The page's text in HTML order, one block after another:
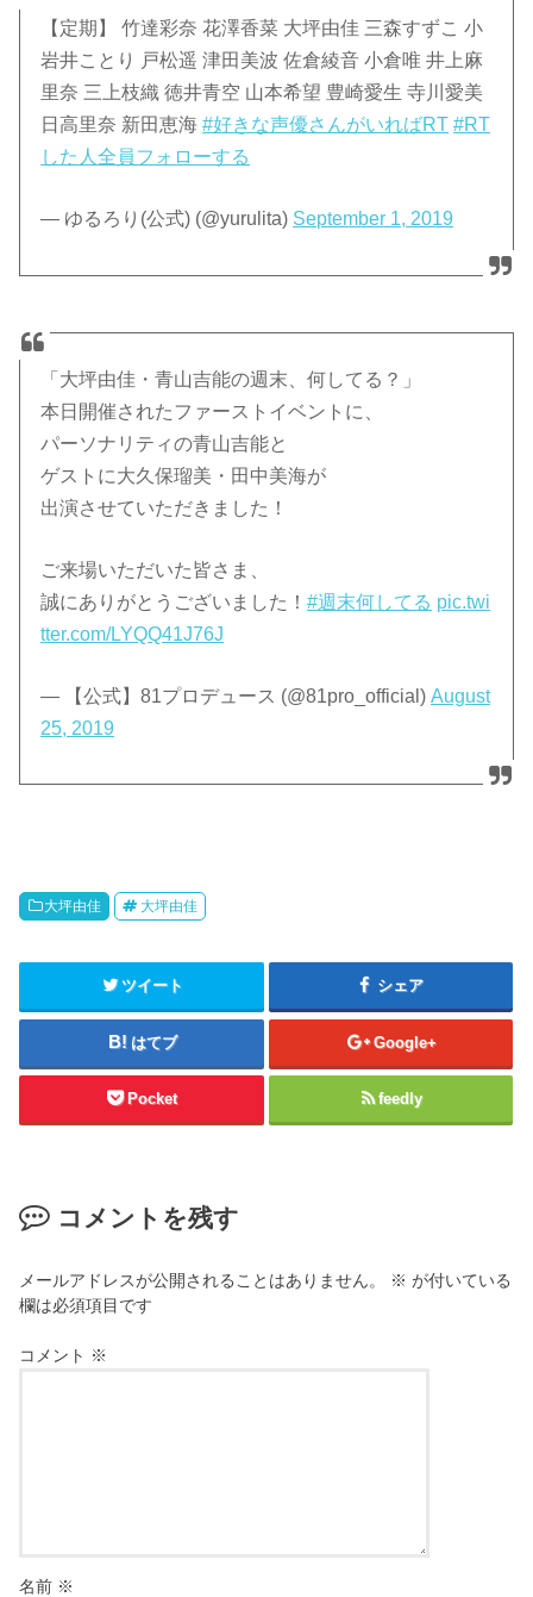
【定期】 竹達彩奈 花澤香菜 大坪由佳 三森すずこ 小
岩井ことり 戸松遥 津田美波 佐倉綾音 小倉唯 井上麻
里奈 三上枝織 徳井青空 山本希望 豊崎愛生 寺川愛美
日高里奈 新田恵海#好きな声優さんがいればRT #RT
した人全員フォローする
— ゆるろり(公式) (@yurulita) September 1, 2019
「大坪由佳・青山吉能の週末、何してる？」
本日開催されたファーストイベントに、
パーソナリティの青山吉能と
ゲストに大久保瑠美・田中美海が
出演させていただきました！
ご来場いただいた皆さま、
誠にありがとうございました！#週末何してる pic.twi
tter.com/LYQQ41J76J
— 【公式】81プロデュース (@81pro_official)August
25, 2019
大坪由佳 大坪由佳
ツイート シェア
はてブ Google+
Pocket feedly
コメントを残す
メールアドレスが公開されることはありません。 ※ が付いている
欄は必須項目です
コメント ※
名前 ※